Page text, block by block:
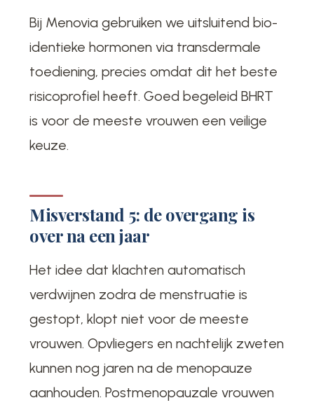
Bij Menovia gebruiken we uitsluitend bio-
identieke hormonen via transdermale
toediening, precies omdat dit het beste
risicoprofiel heeft. Goed begeleid BHRT
is voor de meeste vrouwen een veilige
keuze.
Misverstand 5: de overgang is
over na een jaar
Het idee dat klachten automatisch
verdwijnen zodra de menstruatie is
gestopt, klopt niet voor de meeste
vrouwen. Opvliegers en nachtelijk zweten
kunnen nog jaren na de menopauze
aanhouden. Postmenopauzale vrouwen